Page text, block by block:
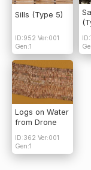
Sills (Type 5)
ID:952 Ver:001
Gen:1
Logs on Water
from Drone
ID:362 Ver:001
Gen:1